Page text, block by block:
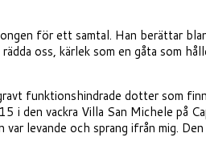
för ett samtal. Han berättar
oss, kärlek som en gåta som
funktionshindrade dotter som
i den vackra Villa San Michele på
levande och sprang ifrån mig. Den